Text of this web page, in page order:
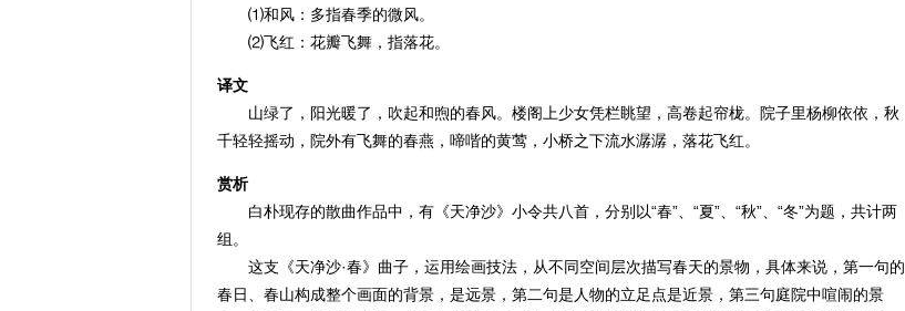
⑴和风：多指春季的微风。
⑵飞红：花瓣飞舞，指落花。
译文
山绿了，阳光暖了，吹起和煦的春风。楼阁上少女凭栏眺望，高卷起帘栊。院子里杨柳依依，秋
千轻轻摇动，院外有飞舞的春燕，啼喈的黄莺，小桥之下流水潺潺，落花飞红。
赏析
白朴现存的散曲作品中，有《天净沙》小令共八首，分别以“春”、“夏”、“秋”、“冬”为题，共计两
组。
这支《天净沙·春》曲子，运用绘画技法，从不同空间层次描写春天的景物，具体来说，第一句的
春日、春山构成整个画面的背景，是远景，第二句是人物的立足点是近景，第三句庭院中喧闹的景